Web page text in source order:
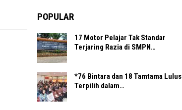
POPULAR
17 Motor Pelajar Tak Standar
Terjaring Razia di SMPN…
*76 Bintara dan 18 Tamtama Lulus
Terpilih dalam…